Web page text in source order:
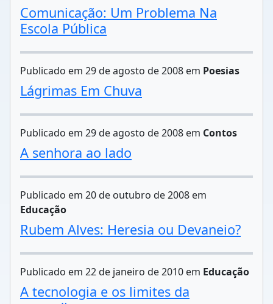
Comunicação: Um Problema Na
Escola Pública
Publicado em 29 de agosto de 2008 em Poesias
Lágrimas Em Chuva
Publicado em 29 de agosto de 2008 em Contos
A senhora ao lado
Publicado em 20 de outubro de 2008 em
Educação
Rubem Alves: Heresia ou Devaneio?
Publicado em 22 de janeiro de 2010 em Educação
A tecnologia e os limites da